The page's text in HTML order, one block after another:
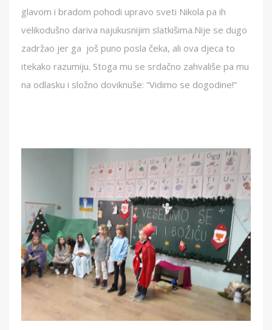
glavom i bradom pohodi upravo sveti Nikola pa ih
velikodušno dariva najukusnijim slatkišima.Nije se dugo
zadržao jer ga još puno posla čeka, ali ova djeca to
itekako razumiju. Stoga mu se srdačno zahvališe pa mu
na odlasku i složno doviknuše: “Vidimo se dogodine!”